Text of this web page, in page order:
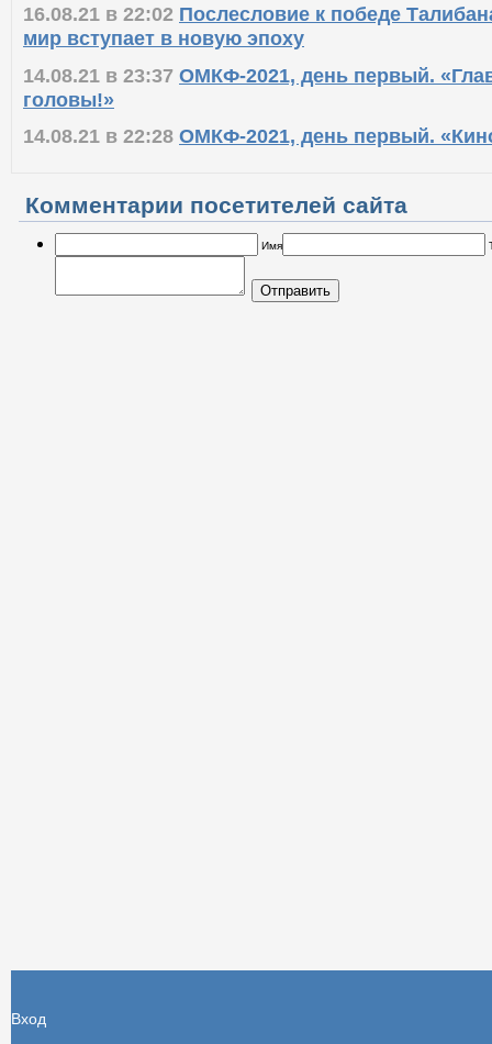
16.08.21 в 22:02 Послесловие к победе
мир вступает в новую эпоху
14.08.21 в 23:37 ОМКФ-2021, день первый.
головы!»
14.08.21 в 22:28 ОМКФ-2021, день первый.
Комментарии посетителей сайта
Имя
Отправить